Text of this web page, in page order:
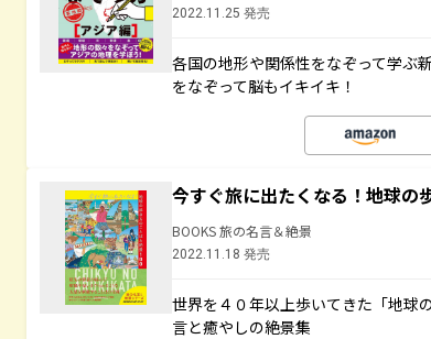
2022.11.25 発売
各国の地形や関係性をなぞって学ぶ
をなぞって脳もイキイキ！
今すぐ旅に出たくなる！地球の
BOOKS 旅の名言＆絶景
2022.11.18 発売
世界を４０年以上歩いてきた「地球
言と癒やしの絶景集